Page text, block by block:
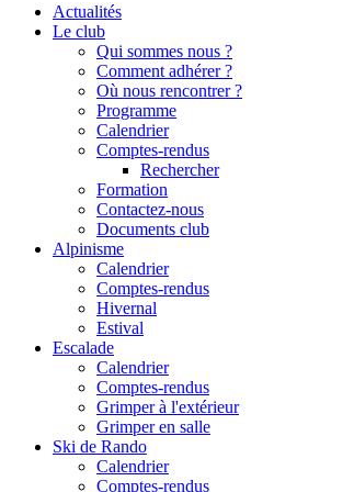
Actualités
Le club
Qui sommes nous ?
Comment adhérer ?
Où nous rencontrer ?
Programme
Calendrier
Comptes-rendus
Rechercher
Formation
Contactez-nous
Documents club
Alpinisme
Calendrier
Comptes-rendus
Hivernal
Estival
Escalade
Calendrier
Comptes-rendus
Grimper à l'extérieur
Grimper en salle
Ski de Rando
Calendrier
Comptes-rendus